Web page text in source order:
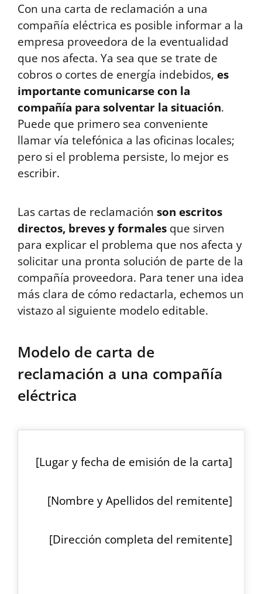
Con una carta de reclamación a una
compañía eléctrica es posible informar a la
empresa proveedora de la eventualidad
que nos afecta. Ya sea que se trate de
cobros o cortes de energía indebidos, es
importante comunicarse con la
compañía para solventar la situación.
Puede que primero sea conveniente
llamar vía telefónica a las oficinas locales;
pero si el problema persiste, lo mejor es
escribir.
Las cartas de reclamación son escritos
directos, breves y formales que sirven
para explicar el problema que nos afecta y
solicitar una pronta solución de parte de la
compañía proveedora. Para tener una idea
más clara de cómo redactarla, echemos un
vistazo al siguiente modelo editable.
Modelo de carta de
reclamación a una compañía
eléctrica
[Lugar y fecha de emisión de la carta]
[Nombre y Apellidos del remitente]
[Dirección completa del remitente]